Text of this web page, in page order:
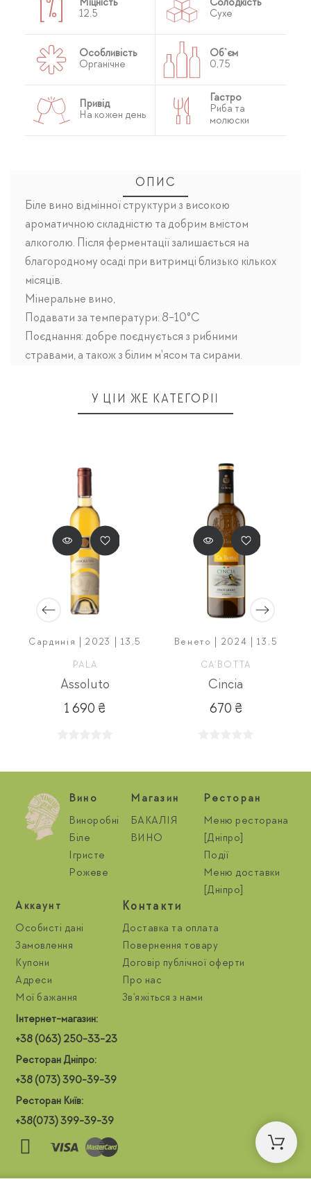
Міцність
12.5
Солодкість
Сухе
Особливість
Органічне
Об`єм
0,75
Привід
На кожен день
Гастро
Риба та
молюски
ОПИС
Біле вино відмінної структури з високою
ароматичною складністю та добрим вмістом
алкоголю. Після ферментації залишається на
благородному осаді при витримці близько кількох
місяців.
Мінеральне вино,
Подавати за температури: 8-10°C
Поєднання: добре поєднується з рибними
стравами, а також з білим м'ясом та сирами.
У ЦІЙ ЖЕ КАТЕГОРІЇ
Сардинія | 2023 | 13,5
PALA
Assoluto
1 690 ₴
Венето | 2024 | 13,5
CA'BOTTA
Cincia
670 ₴
Вино
Виноробні
Біле
Ігристе
Рожеве
Магазин
БАКАЛІЯ
ВИНО
Ресторан
Меню ресторана
[Дніпро]
Події
Меню доставки
[Дніпро]
Aккаунт
Особисті дані
Замовлення
Купони
Адреси
Мої бажання
Контакти
Доставка та оплата
Повернення товару
Договір публічної оферти
Про нас
Зв'яжіться з нами
Інтернет-магазин:
+38 (063) 250-33-23
Ресторан Дніпро:
+38 (073) 390-39-39
Ресторан Київ:
+38(073) 399-39-39